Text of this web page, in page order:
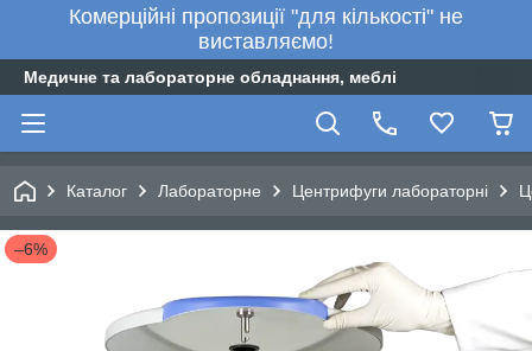
Комерційні пропозиції "для кількості" не
виставляємо!
Медичне та лабораторне обладнання, меблі
Каталог Лабораторне Центрифуги лабораторні
–6%